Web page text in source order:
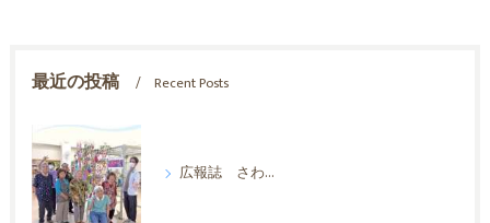
最近の投稿 Recent Posts
広報誌 さわやか 2026年7月